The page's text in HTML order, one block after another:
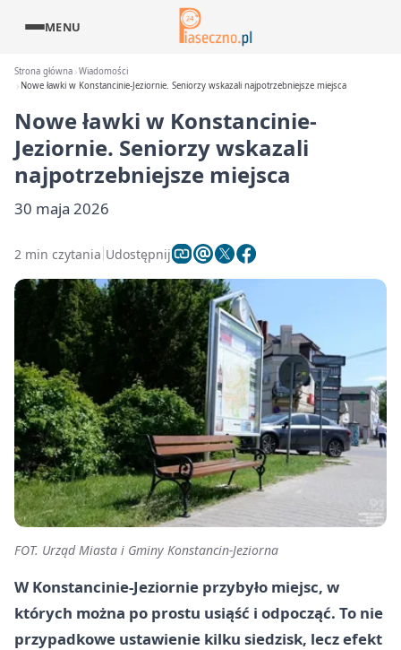
MENU
Strona główna Wiadomości
Nowe ławki w Konstancinie-Jeziornie. Seniorzy wskazali najpotrzebniejsze miejsca
Nowe ławki w Konstancinie-
Jeziornie. Seniorzy wskazali
najpotrzebniejsze miejsca
30 maja 2026
2 min czytania Udostępnij
FOT. Urząd Miasta i Gminy Konstancin-Jeziorna
W Konstancinie-Jeziornie przybyło miejsc, w
których można po prostu usiąść i odpocząć. To nie
przypadkowe ustawienie kilku siedzisk, lecz efekt